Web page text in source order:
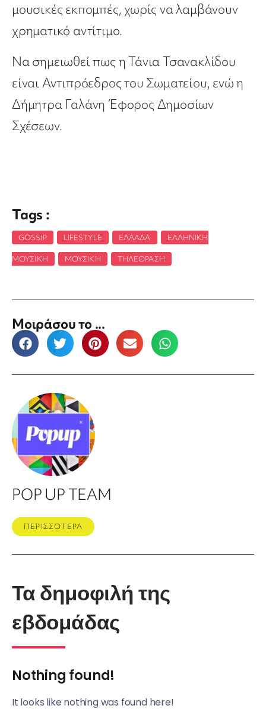
μουσικές εκπομπές, χωρίς να λαμβάνουν
χρηματικό αντίτιμο.
Να σημειωθεί πως η Τάνια Τσανακλίδου
είναι Αντιπρόεδρος του Σωματείου, ενώ η
Δήμητρα Γαλάνη Έφορος Δημοσίων
Σχέσεων.
Tags :
GOSSIP LIFESTYLE ΕΛΛΆΔΑ ΕΛΛΗΝΙΚΉ
ΜΟΥΣΙΚΉ ΜΟΥΣΙΚΉ ΤΗΛΕΌΡΑΣΗ
Μοιράσου το ...
POP UP TEAM
ΠΕΡΙΣΣΟΤΕΡΑ
Τα δημοφιλή της
εβδομάδας
Nothing found!
It looks like nothing was found here!